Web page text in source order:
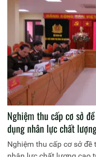
Nghiệm thu cấp cơ sở
dụng nhân lực chất
Nghiệm thu cấp cơ sở đề